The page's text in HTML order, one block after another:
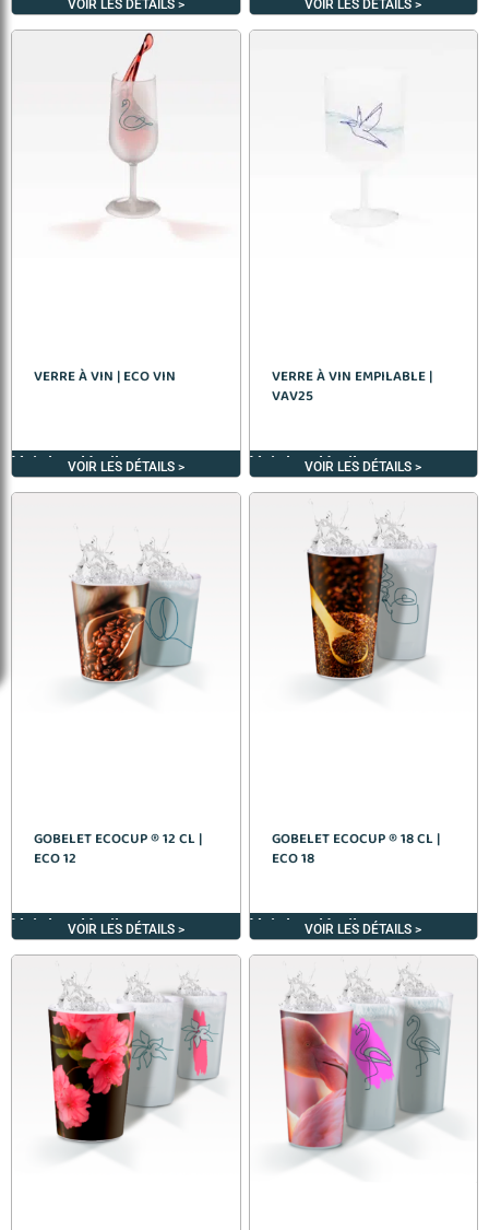
VOIR LES DÉTAILS > VOIR LES DÉTAILS >
VERRE À VIN | ECO VIN
VOIR LES DÉTAILS >
Voir les détails >
VERRE À VIN EMPILABLE |
VAV25
VOIR LES DÉTAILS >
Voir les détails >
GOBELET ECOCUP ® 12 CL |
ECO 12
VOIR LES DÉTAILS >
Voir les détails >
GOBELET ECOCUP ® 18 CL |
ECO 18
VOIR LES DÉTAILS >
Voir les détails >